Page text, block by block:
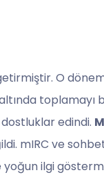
O
edindi.
mIRC ve
ilgi